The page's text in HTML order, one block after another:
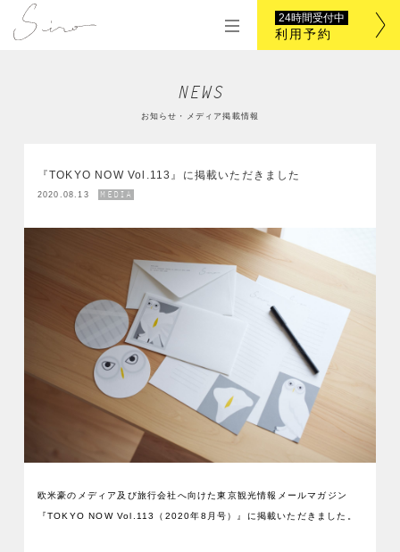
24時間受付中
利用予約
m
NEWS
お知らせ・メディア掲載情報
『TOKYO NOW Vol.113』に掲載いただきました
2020.08.13 MEDIA
欧米豪のメディア及び旅行会社へ向けた東京観光情報メールマガジン
『TOKYO NOW Vol.113（2020年8月号）』に掲載いただきました。